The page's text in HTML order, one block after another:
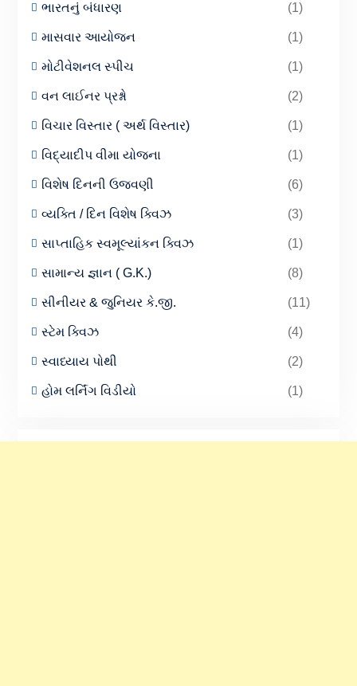
ભારતનું બંધારણ (1)
માસવાર આયોજન (1)
મોટીવેશનલ સ્પીચ (1)
વન લાઈનર પ્રશ્નો (2)
વિચાર વિસ્તાર ( અર્થ વિસ્તાર) (1)
વિદ્યાદીપ વીમા યોજના (1)
વિશેષ દિનની ઉજવણી (6)
વ્યક્તિ / દિન વિશેષ ક્વિઝ (3)
સાપ્તાહિક સ્વમૂલ્યાંકન ક્વિઝ (1)
સામાન્ય જ્ઞાન ( G.K.) (8)
સીનીયર & જુનિયર કે.જી. (11)
સ્ટેમ ક્વિઝ (4)
સ્વાધ્યાય પોથી (2)
હોમ લર્નિંગ વિડીયો (1)